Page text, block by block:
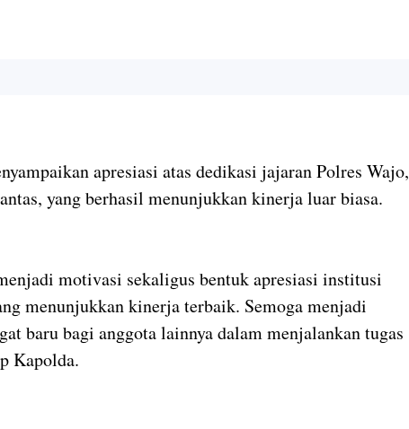
apresiasi atas dedikasi jajaran Polres Wajo,
yang berhasil menunjukkan kinerja luar biasa.
motivasi sekaligus bentuk apresiasi institusi
menunjukkan kinerja terbaik. Semoga menjadi
baru bagi anggota lainnya dalam menjalankan tugas
Kapolda.